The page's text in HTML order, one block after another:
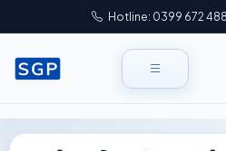
Hotline: 0399 672